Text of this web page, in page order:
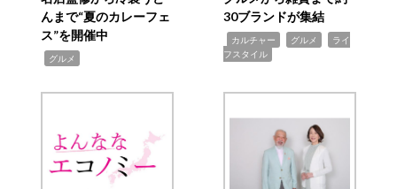
んまで“夏のカレーフェ
ス”を開催中
グルメ
30ブランドが集結
カルチャー グルメ
ライ
フスタイル